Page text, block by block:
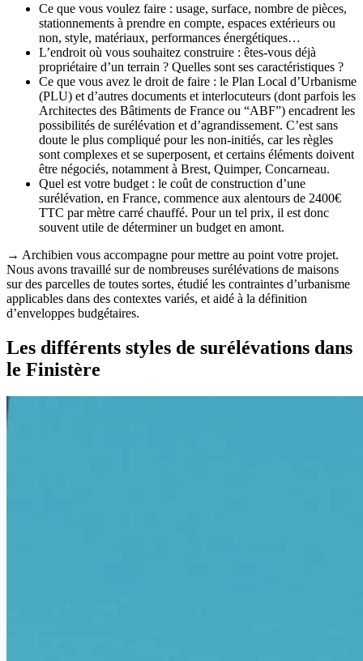
Ce que vous voulez faire : usage, surface, nombre de pièces,
stationnements à prendre en compte, espaces extérieurs ou
non, style, matériaux, performances énergétiques…
L’endroit où vous souhaitez construire : êtes-vous déjà
propriétaire d’un terrain ? Quelles sont ses caractéristiques ?
Ce que vous avez le droit de faire : le Plan Local d’Urbanisme
(PLU) et d’autres documents et interlocuteurs (dont parfois les
Architectes des Bâtiments de France ou “ABF”) encadrent les
possibilités de surélévation et d’agrandissement. C’est sans
doute le plus compliqué pour les non-initiés, car les règles
sont complexes et se superposent, et certains éléments doivent
être négociés, notamment à Brest, Quimper, Concarneau.
Quel est votre budget : le coût de construction d’une
surélévation, en France, commence aux alentours de 2400€
TTC par mètre carré chauffé. Pour un tel prix, il est donc
souvent utile de déterminer un budget en amont.
→ Archibien vous accompagne pour mettre au point votre projet.
Nous avons travaillé sur de nombreuses surélévations de maisons
sur des parcelles de toutes sortes, étudié les contraintes d’urbanisme
applicables dans des contextes variés, et aidé à la définition
d’enveloppes budgétaires.
Les différents styles de surélévations dans
le Finistère